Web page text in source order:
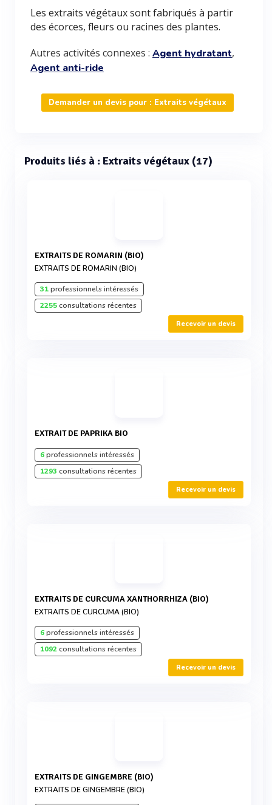
Les extraits végétaux sont fabriqués à partir
des écorces, fleurs ou racines des plantes.
Autres activités connexes : Agent hydratant,
Agent anti-ride
Demander un devis pour : Extraits végétaux
Produits liés à : Extraits végétaux (17)
EXTRAITS DE ROMARIN (BIO)
EXTRAITS DE ROMARIN (BIO)
31professionnels intéressés
2255consultations récentes
Recevoir un devis
EXTRAIT DE PAPRIKA BIO
6professionnels intéressés
1293 consultations récentes
Recevoir un devis
EXTRAITS DE CURCUMA XANTHORRHIZA (BIO)
EXTRAITS DE CURCUMA (BIO)
6professionnels intéressés
1092consultations récentes
Recevoir un devis
EXTRAITS DE GINGEMBRE (BIO)
EXTRAITS DE GINGEMBRE (BIO)